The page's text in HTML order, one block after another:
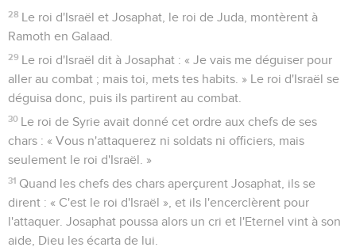
28 Le roi d'Israël et Josaphat, le roi de Juda, montèrent à
Ramoth en Galaad.
29 Le roi d'Israël dit à Josaphat : « Je vais me déguiser pour
aller au combat ; mais toi, mets tes habits. » Le roi d'Israël se
déguisa donc, puis ils partirent au combat.
30 Le roi de Syrie avait donné cet ordre aux chefs de ses
chars : « Vous n'attaquerez ni soldats ni officiers, mais
seulement le roi d'Israël. »
31 Quand les chefs des chars aperçurent Josaphat, ils se
dirent : « C'est le roi d'Israël », et ils l'encerclèrent pour
l'attaquer. Josaphat poussa alors un cri et l'Eternel vint à son
aide, Dieu les écarta de lui.